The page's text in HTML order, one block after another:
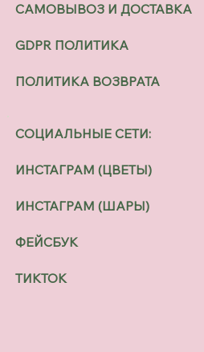
САМОВЫВОЗ И ДОСТАВКА
GDPR ПОЛИТИКА
ПОЛИТИКА ВОЗВРАТА
СОЦИАЛЬНЫЕ СЕТИ:
ИНСТАГРАМ (ЦВЕТЫ)
ИНСТАГРАМ (ШАРЫ)
ФЕЙСБУК
ТИКТОК